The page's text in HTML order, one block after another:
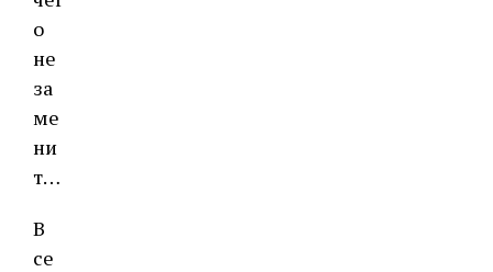
о
не
за
ме
ни
т…
В
се